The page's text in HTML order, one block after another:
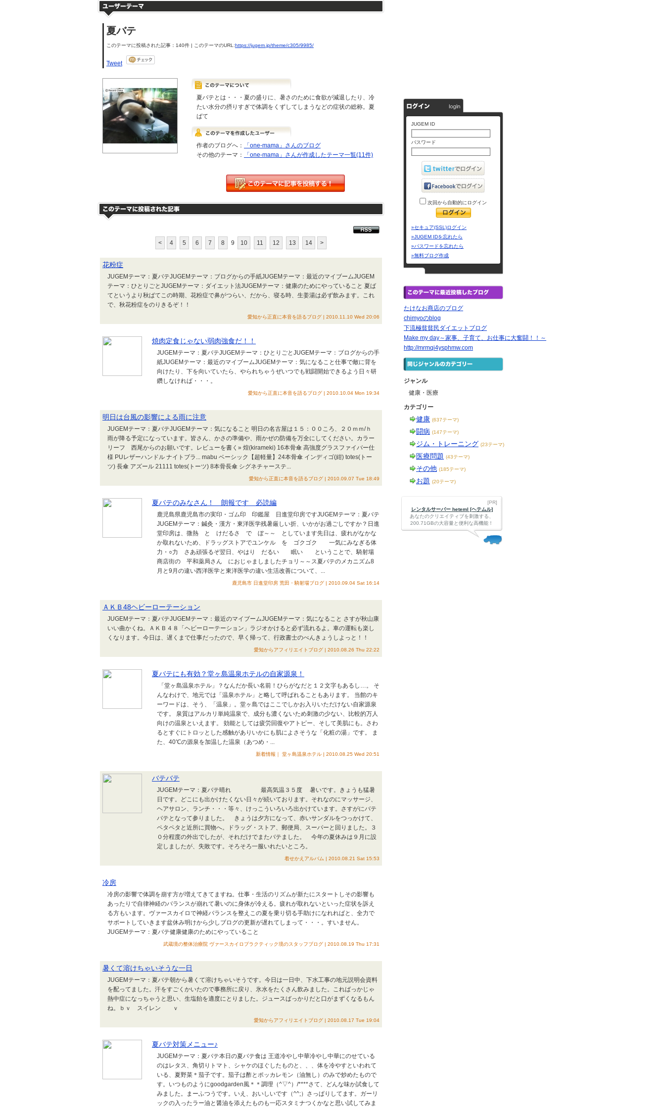
夏バテ
このテーマに投稿された記事：140件 | このテーマのURL:https://jugem.jp/theme/c305/9985/
Tweet
夏バテとは・・・夏の盛りに、暑さのために食欲が減退したり、冷
たい水分の摂りすぎで体調をくずしてしまうなどの症状の総称。夏
ばて
作者のブログへ：
「one-mama」さんのブログ
その他のテーマ：
「one-mama」さんが作成したテーマ一覧(11件)
< 4 5 6 7 8 9 10 11 12 13 14 >
花粉症
JUGEMテーマ：夏バテJUGEMテーマ：ブログからの手紙JUGEMテーマ：最近のマイブームJUGEM
テーマ：ひとりごとJUGEMテーマ：ダイエット法JUGEMテーマ：健康のためにやっていること 夏ば
てというより秋ばてこの時期、花粉症で鼻がつらい、だから、寝る時、生姜湯は必ず飲みます。これ
で、秋花粉症をのりきるぞ！！
愛知から正直に本音を語るブログ | 2010.11.10 Wed 20:06
焼肉定食じゃない弱肉強食だ！！
JUGEMテーマ：夏バテJUGEMテーマ：ひとりごとJUGEMテーマ：ブログからの手
紙JUGEMテーマ：最近のマイブームJUGEMテーマ：気になること仕事で敵に背を
向けたり、下を向いていたら、やられちゃうぜいつでも戦闘開始できるよう日々研
鑽しなければ・・・。
愛知から正直に本音を語るブログ | 2010.10.04 Mon 19:34
明日は台風の影響による雨に注意
JUGEMテーマ：夏バテJUGEMテーマ：気になること 明日の名古屋は１５：００ころ、２０ｍｍ/ｈ
雨が降る予定になっています。皆さん、かさの準備や、雨かぜの防備を万全にしてください。カラー
リーフ 西尾からのお願いです。レビューを書く» 煌(kirameki) 16本骨傘 高強度グラスファイバー仕
様 PUレザーハンドル ナイトブラ... mabu ベーシック【超軽量】24本骨傘 インディゴ(紺) totes(トー
ツ) 長傘 アズール 21111 totes(トーツ) 8本骨長傘 シグネチャーステ...
愛知から正直に本音を語るブログ | 2010.09.07 Tue 18:49
夏バテのみなさん！ 朗報です 必読編
鹿児島県鹿児島市の実印・ゴム印 印鑑屋 日進堂印房ですJUGEMテーマ：夏バテ
JUGEMテーマ：鍼灸・漢方・東洋医学残暑厳しい折、いかがお過ごしですか？日進
堂印房は、微熱 と けだるさ で ぼ～～ としています先日は、疲れがなかな
か取れないため、ドラッグストアでユンケル を ゴクゴク 一気にみなぎる体
力・○力 さあ頑張るぞ翌日、やはり だるい 眠い ということで、騎射場
商店街の 平和薬局さん におじゃましましたチョリ～～ス夏バテのメカニズム8
月と9月の違い西洋医学と東洋医学の違い生活改善について、...
鹿児島市 日進堂印房 荒田・騎射場ブログ | 2010.09.04 Sat 16:14
ＡＫＢ48ヘビーローテーション
JUGEMテーマ：夏バテJUGEMテーマ：最近のマイブームJUGEMテーマ：気になること さすが秋山康
いい曲かくね。ＡＫＢ４８「ヘビーローテーション」ラジオかけると必ず流れるよ。車の運転も楽し
くなります。今日は、遅くまで仕事だったので、早く帰って、行政書士のべんきょうしよっと！！
愛知からアフィリエイトブログ | 2010.08.26 Thu 22:22
夏バテにも有効？堂ヶ島温泉ホテルの自家源泉！
「堂ヶ島温泉ホテル」？なんだか長い名前！ひらがなだと１２文字もあるし…。 そ
んなわけで、地元では「温泉ホテル」と略して呼ばれることもあります。 当館のキ
ーワードは、そう、「温泉」。堂ヶ島ではここでしかお入りいただけない自家源泉
です。 泉質はアルカリ単純温泉で、成分も濃くないため刺激の少ない、比較的万人
向けの温泉といえます。 効能としては疲労回復やアトピー、そして美肌にも。さわ
るとすぐにトロッとした感触がありいかにも肌によさそうな「化粧の湯」です。 ま
た、40℃の源泉を加温した温泉（あつめ・...
新着情報｜ 堂ヶ島温泉ホテル | 2010.08.25 Wed 20:51
バテバテ
JUGEMテーマ：夏バテ晴れ 最高気温３５度 暑いです。きょうも猛暑
日です。どこにも出かけたくない日々が続いております。それなのにマッサージ、
ヘアサロン、ランチ・・・等々、けっこういろいろ出かけています。さすがにバテ
バテとなって参りました。 きょうは夕方になって、赤いサンダルをつっかけて、
ペタペタと近所に買物へ。ドラッグ・ストア、郵便局、スーパーと回りました。３
０分程度の外出でしたが、それだけでまたバテました。 今年の夏休みは９月に設
定しましたが、失敗です。そろそろ一服いれたいところ。
着せかえアルバム | 2010.08.21 Sat 15:53
冷房
冷房の影響で体調を崩す方が増えてきてますね。仕事・生活のリズムが新たにスタートしその影響も
あったりで自律神経のバランスが崩れて暑いのに身体が冷える。疲れが取れないといった症状を訴え
る方もいます。ヴァースカイロで神経バランスを整えこの夏を乗り切る手助けになれればと、全力で
サポートしていきます盆休み明けから少しブログの更新が遅れてしまって・・・。すいません。
JUGEMテーマ：夏バテ健康健康のためにやっていること
武蔵境の整体治療院 ヴァースカイロプラクティック境のスタッフブログ | 2010.08.19 Thu 17:31
暑くて溶けちゃいそうな一日
JUGEMテーマ：夏バテ朝から暑くて溶けちゃいそうです。今日は一日中、下水工事の地元説明会資料
を配ってました。汗をすごくかいたので事務所に戻り、氷水をたくさん飲みました。こればっかじゃ
熱中症になっちゃうと思い、生塩飴を適度にとりました。ジュースばっかりだと口がまずくなるもん
ね。ｂｖ スイレン ｖ
愛知からアフィリエイトブログ | 2010.08.17 Tue 19:04
夏バテ対策メニュー♪
JUGEMテーマ：夏バテ本日の夏バテ食は 王道冷やし中華冷やし中華にのせている
のはレタス、角切りトマト、シャケのほぐしたものと、、、体を冷やすといわれて
いる、夏野菜＊茄子です。茄子は酢とポッカレモン（油無し）のみで炒めたもので
す。いつものようにgoodgarden風＊＊調理（^▽^）/****さて、どんな味か試食して
みました。まーふつうです。いえ、おいしいです（^^;）さっぱりしてます。ガーリ
ックの入ったラー油と醤油を添えたものも一応スタミナつくかなと思い試してみま
JUGEM ID
パスワード
次回から自動的にログイン
»セキュア(SSL)ログイン
»JUGEM IDを忘れたら
»パスワードを忘れたら
»無料ブログ作成
たけなお商店のブログ
chimyoのblog
下流極貧貧民ダイエットブログ
Make my day～家事、子育て、お仕事に大奮闘！！～
http://mrmqi4ysphmw.com
ジャンル
健康・医療
カテゴリー
健康 (637テーマ)
闘病 (147テーマ)
ジム・トレーニング (23テーマ)
医療問題 (43テーマ)
その他 (185テーマ)
お題 (20テーマ)
[PR]
レンタルサーバー heteml [ヘテムル]
あなたのクリエイティブを刺激する、
200.71GBの大容量と便利な高機能！